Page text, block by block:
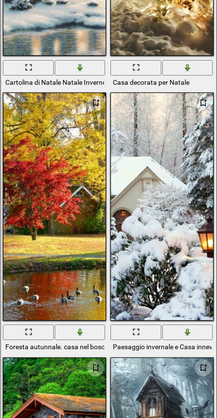
Cartolina di Natale Natale Inverno CasaCasa decorata per Natale
Foresta autunnale. casa nel bosco. anatre in uno stagno
Paesaggio invernale e Casa